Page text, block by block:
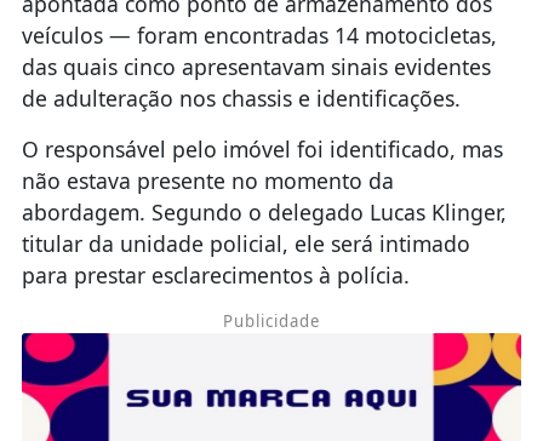
veículos — foram encontradas 14 motocicletas,
das quais cinco apresentavam sinais evidentes
de adulteração nos chassis e identificações.
O responsável pelo imóvel foi identificado, mas
não estava presente no momento da
abordagem. Segundo o delegado Lucas Klinger,
titular da unidade policial, ele será intimado
para prestar esclarecimentos à polícia.
Publicidade